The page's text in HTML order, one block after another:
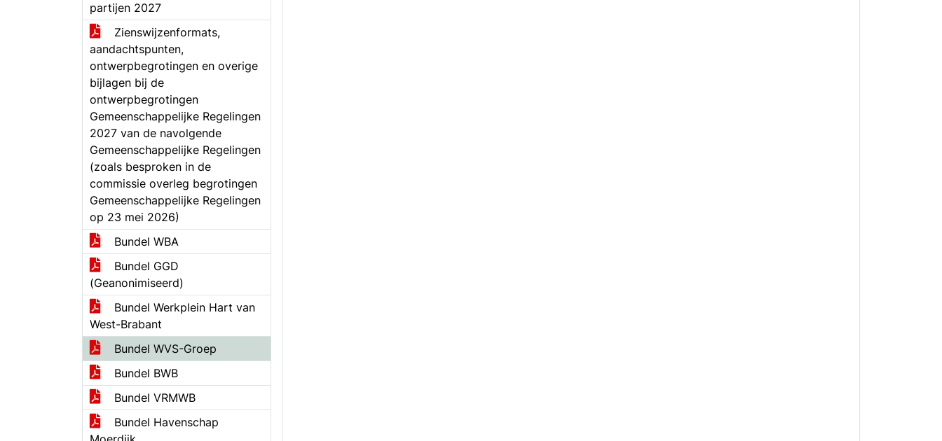
partijen 2027
Zienswijzenformats,
aandachtspunten,
ontwerpbegrotingen en overige
bijlagen bij de
ontwerpbegrotingen
Gemeenschappelijke Regelingen
2027 van de navolgende
Gemeenschappelijke Regelingen
(zoals besproken in de
commissie overleg begrotingen
Gemeenschappelijke Regelingen
op 23 mei 2026)
Bundel WBA
Bundel GGD
(Geanonimiseerd)
Bundel Werkplein Hart van
West-Brabant
Bundel WVS-Groep
Bundel BWB
Bundel VRMWB
Bundel Havenschap